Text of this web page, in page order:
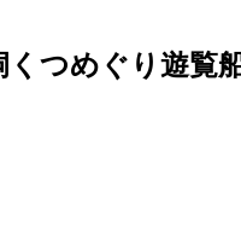
くつめぐり遊覧